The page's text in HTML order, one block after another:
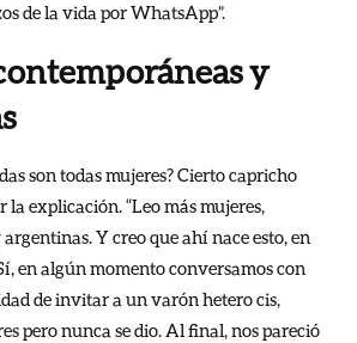
de la vida por WhatsApp”.
y
son todas mujeres? Cierto capricho
la explicación. “Leo más mujeres,
Y creo que ahí nace esto, en
en algún momento conversamos con
de invitar a un varón hetero cis,
pero nunca se dio. Al final, nos pareció